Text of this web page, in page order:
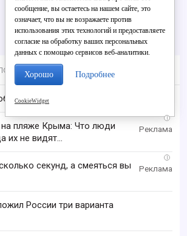
сбили БПЛА
i
пляже Крыма: Что люди
их не видят...
i
секунд, а смеяться вы
России три варианта
сообщение, вы остаетесь на нашем сайте, это
означает, что вы не возражаете против
использования этих технологий и предоставляете
согласие на обработку ваших персональных
данных с помощью сервисов веб-аналитики.
Хорошо Подробнее
CookieWidget